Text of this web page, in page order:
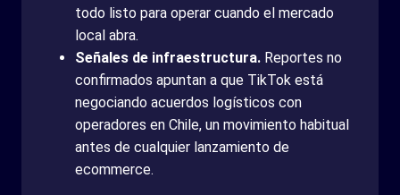
todo listo para operar cuando el mercado
local abra.
Señales de infraestructura. Reportes no
confirmados apuntan a que TikTok está
negociando acuerdos logísticos con
operadores en Chile, un movimiento habitual
antes de cualquier lanzamiento de
ecommerce.